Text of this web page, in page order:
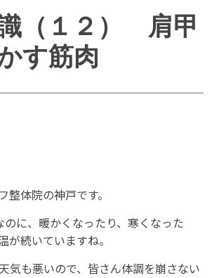
（１２） 肩甲
す筋肉
整体院の神戸です。
に、暖かくなったり、寒くなった
が続いていますね。
気も悪いので、皆さん体調を崩さない